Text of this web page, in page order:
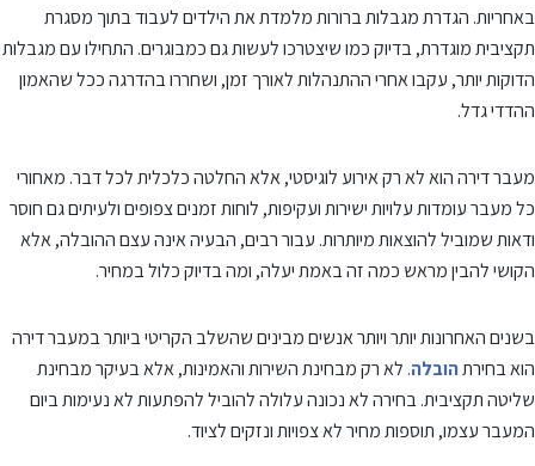
באחריות. הגדרת מגבלות ברורות מלמדת את הילדים לעבוד בתוך מסגרת
תקציבית מוגדרת, בדיוק כמו שיצטרכו לעשות גם כמבוגרים. התחילו עם מגבלות
הדוקות יותר, עקבו אחרי ההתנהלות לאורך זמן, ושחררו בהדרגה ככל שהאמון
ההדדי גדל.
מעבר דירה הוא לא רק אירוע לוגיסטי, אלא החלטה כלכלית לכל דבר. מאחורי
כל מעבר עומדות עלויות ישירות ועקיפות, לוחות זמנים צפופים ולעיתים גם חוסר
ודאות שמוביל להוצאות מיותרות. עבור רבים, הבעיה אינה עצם ההובלה, אלא
הקושי להבין מראש כמה זה באמת יעלה, ומה בדיוק כלול במחיר.
בשנים האחרונות יותר ויותר אנשים מבינים שהשלב הקריטי ביותר במעבר דירה
הוא בחירתהובלה. לא רק מבחינת השירות והאמינות, אלא בעיקר מבחינת
שליטה תקציבית. בחירה לא נכונה עלולה להוביל להפתעות לא נעימות ביום
המעבר עצמו, תוספות מחיר לא צפויות ונזקים לציוד.